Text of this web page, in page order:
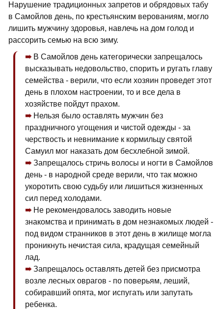
Нарушение традиционных запретов и обрядовых табу
в Самойлов день, по крестьянским верованиям, могло
лишить мужчину здоровья, навлечь на дом голод и
рассорить семью на всю зиму.
В Самойлов день категорически запрещалось
высказывать недовольство, спорить и ругать главу
семейства - верили, что если хозяин проведет этот
день в плохом настроении, то и все дела в
хозяйстве пойдут прахом.
Нельзя было оставлять мужчин без
праздничного угощения и чистой одежды - за
черствость и невнимание к кормильцу святой
Самуил мог наказать дом бесхлебной зимой.
Запрещалось стричь волосы и ногти в Самойлов
день - в народной среде верили, что так можно
укоротить свою судьбу или лишиться жизненных
сил перед холодами.
Не рекомендовалось заводить новые
знакомства и принимать в дом незнакомых людей -
под видом странников в этот день в жилище могла
проникнуть нечистая сила, крадущая семейный
лад.
Запрещалось оставлять детей без присмотра
возле лесных оврагов - по поверьям, леший,
собиравший опята, мог испугать или запутать
ребенка.